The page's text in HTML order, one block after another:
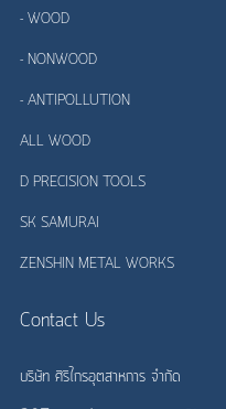
- WOOD
- NONWOOD
- ANTIPOLLUTION
ALL WOOD
D PRECISION TOOLS
SK SAMURAI
ZENSHIN METAL WORKS
Contact Us
บริษัท ศิริไกรอุตสาหการ จำกัด